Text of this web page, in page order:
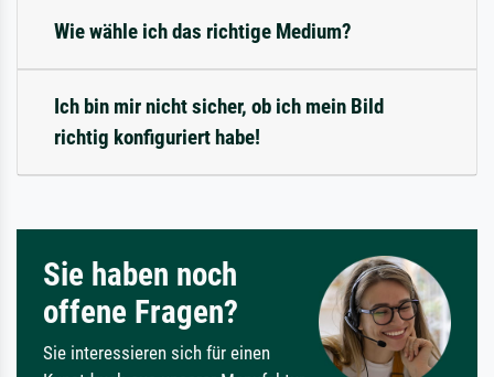
Wie wähle ich das richtige Medium?
Ich bin mir nicht sicher, ob ich mein Bild
richtig konfiguriert habe!
Sie haben noch
offene Fragen?
Sie interessieren sich für einen